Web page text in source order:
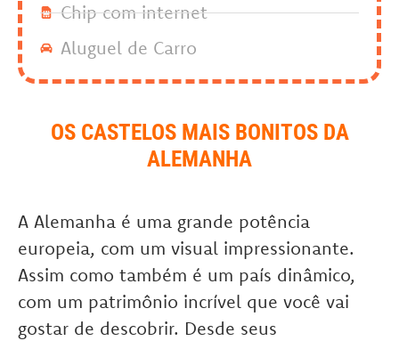
Chip com internet
Aluguel de Carro
OS CASTELOS MAIS BONITOS DA
ALEMANHA
A Alemanha é uma grande potência
europeia, com um visual impressionante.
Assim como também é um país dinâmico,
com um patrimônio incrível que você vai
gostar de descobrir. Desde seus